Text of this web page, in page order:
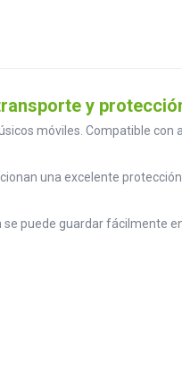
y
móviles. Compatible con
una excelente
puede guardar fácilmente